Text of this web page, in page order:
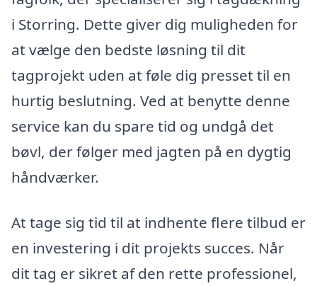
i Storring. Dette giver dig muligheden for
at vælge den bedste løsning til dit
tagprojekt uden at føle dig presset til en
hurtig beslutning. Ved at benytte denne
service kan du spare tid og undgå det
bøvl, der følger med jagten på en dygtig
håndværker.
At tage sig tid til at indhente flere tilbud er
en investering i dit projekts succes. Når
dit tag er sikret af den rette professionel,